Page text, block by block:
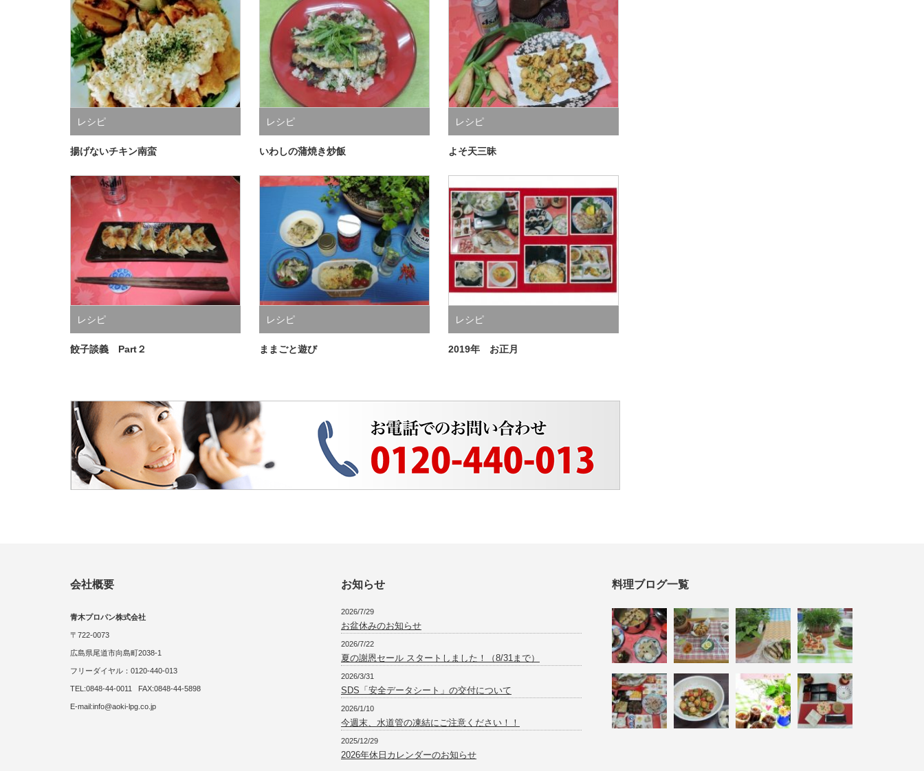
レシピ
揚げないチキン南蛮
レシピ
いわしの蒲焼き炒飯
レシピ
よそ天三昧
レシピ
餃子談義 Part２
レシピ
ままごと遊び
レシピ
2019年 お正月
会社概要
青木プロパン株式会社
〒722-0073
広島県尾道市向島町2038-1
フリーダイヤル：0120-440-013
TEL:0848-44-0011 FAX:0848-44-5898
E-mail:info@aoki-lpg.co.jp
お知らせ
2026/7/29
お盆休みのお知らせ
2026/7/22
夏の謝恩セール スタートしました！（8/31まで）
2026/3/31
SDS「安全データシート」の交付について
2026/1/10
今週末、水道管の凍結にご注意ください！！
2025/12/29
2026年休日カレンダーのお知らせ
料理ブログ一覧